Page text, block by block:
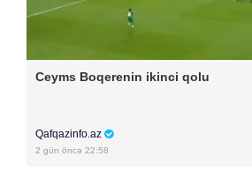
Ceyms Boqerenin ikinci qolu
Qafqazinfo.az
2 gün öncə 22:58